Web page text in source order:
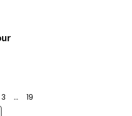
3 … 19